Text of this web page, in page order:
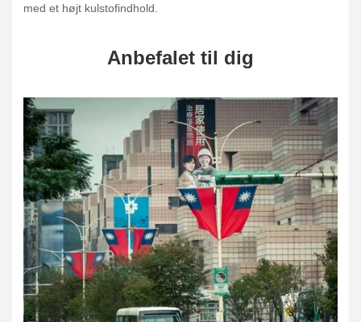
med et højt kulstofindhold.
Anbefalet til dig